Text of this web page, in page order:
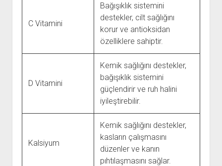
C Vitamini
Bağışıklık sistemini
destekler, cilt sağlığını
korur ve antioksidan
özelliklere sahiptir.
D Vitamini
Kemik sağlığını destekler,
bağışıklık sistemini
güçlendirir ve ruh halini
iyileştirebilir.
Kalsiyum
Kemik sağlığını destekler,
kasların çalışmasını
düzenler ve kanın
pıhtılaşmasını sağlar.